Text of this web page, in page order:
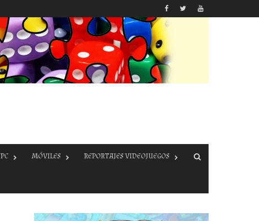
PC MÓVILES REPORTAJES VIDEOJUEGOS